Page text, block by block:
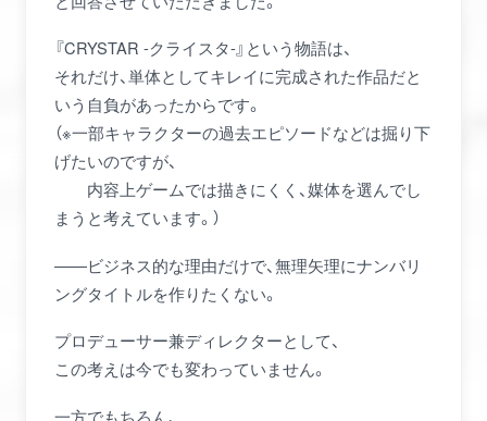
アップデートのお知らせ
注意事項
SYSTEM
SPEC
SPECIAL
NEWS
OFFICIAL TWITTER
『CRYSTAR -クライスタ-』という物語は、
それだけ、単体としてキレイに完成された作品だと
いう自負があったからです。
（※一部キャラクターの過去エピソードなどは掘り下
げたいのですが、
内容上ゲームでは描きにくく、媒体を選んでし
まうと考えています。）
――ビジネス的な理由だけで、無理矢理にナンバリ
ングタイトルを作りたくない。
プロデューサー兼ディレクターとして、
この考えは今でも変わっていません。
一方でもちろん、